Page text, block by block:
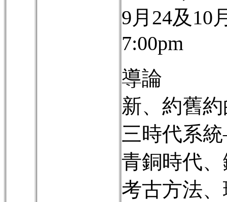
9月 24及 10
7:00pm
導論
新、約舊
三時代系
青銅時代
考古方法